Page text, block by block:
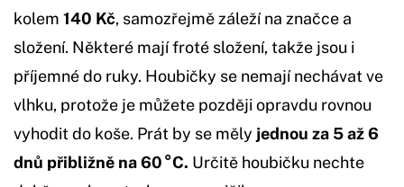
kolem 140 Kč, samozřejmě záleží na značce a
složení. Některé mají froté složení, takže jsou i
příjemné do ruky. Houbičky se nemají nechávat ve
vlhku, protože je můžete později opravdu rovnou
vyhodit do koše. Prát by se měly jednou za 5 až 6
dnů přibližně na 60 °C. Určitě houbičku nechte